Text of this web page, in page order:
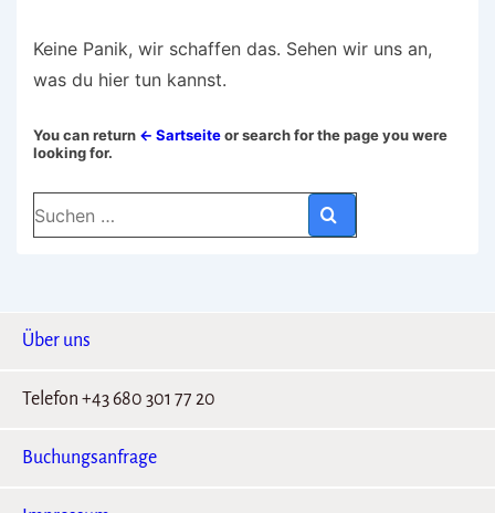
Keine Panik, wir schaffen das. Sehen wir uns an,
was du hier tun kannst.
You can return ← Sartseiteor search for the page you were
looking for.
Über uns
Telefon +43 680 301 77 20
Buchungsanfrage